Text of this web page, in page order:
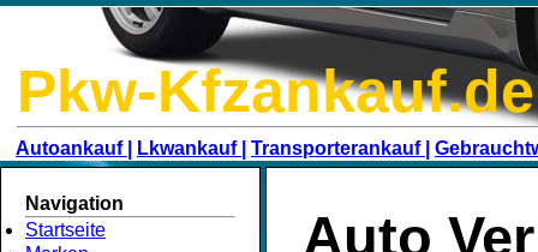
Pkw-Kfzankauf.de
Autoankauf | Lkwankauf | Transporterankauf |
Navigation
Startseite
Auto